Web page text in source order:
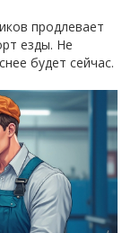
продлевает
езды. Не
будет сейчас.